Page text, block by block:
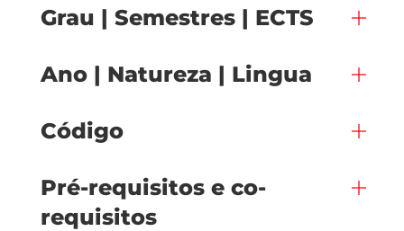
Grau | Semestres | ECTS
Ano | Natureza | Lingua
Código
Pré-requisitos e co-
requisitos